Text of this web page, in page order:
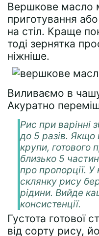
Вершкове масло
приготування
на стіл. Краще
тоді зернятка
ніжніше.
Виливаємо в
Акуратно
Рис при варінні
до 5 разів. Якщо
крупи, готового
близько 5
про пропорції.
склянку рису
рідини. Вийде
консистенції.
Густота готової
від сорту рису,